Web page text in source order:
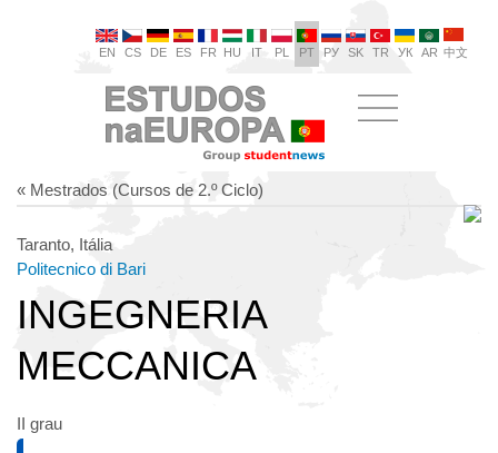
EN CS DE ES FR HU IT PL PT РУ SK TR УК AR 中文
« Mestrados (Cursos de 2.º Ciclo)
Taranto, Itália
Politecnico di Bari
INGEGNERIA
MECCANICA
II grau